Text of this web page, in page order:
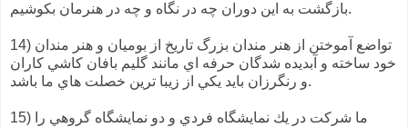
بازگشت به اين دوران چه در نگاه و چه در هنرمان بكوشيم.
14) تواضع آموختن از هنر مندان بزرگ تاريخ از بوميان و هنر مندان
خود ساخته و آبديده شدگان حرفه اي مانند گليم بافان كاشي كاران
و رنگرزان بايد يكي از زيبا ترين خصلت هاي ما باشد.
15) ما شركت در يك نمايشگاه فردي و دو نمايشگاه گروهي را